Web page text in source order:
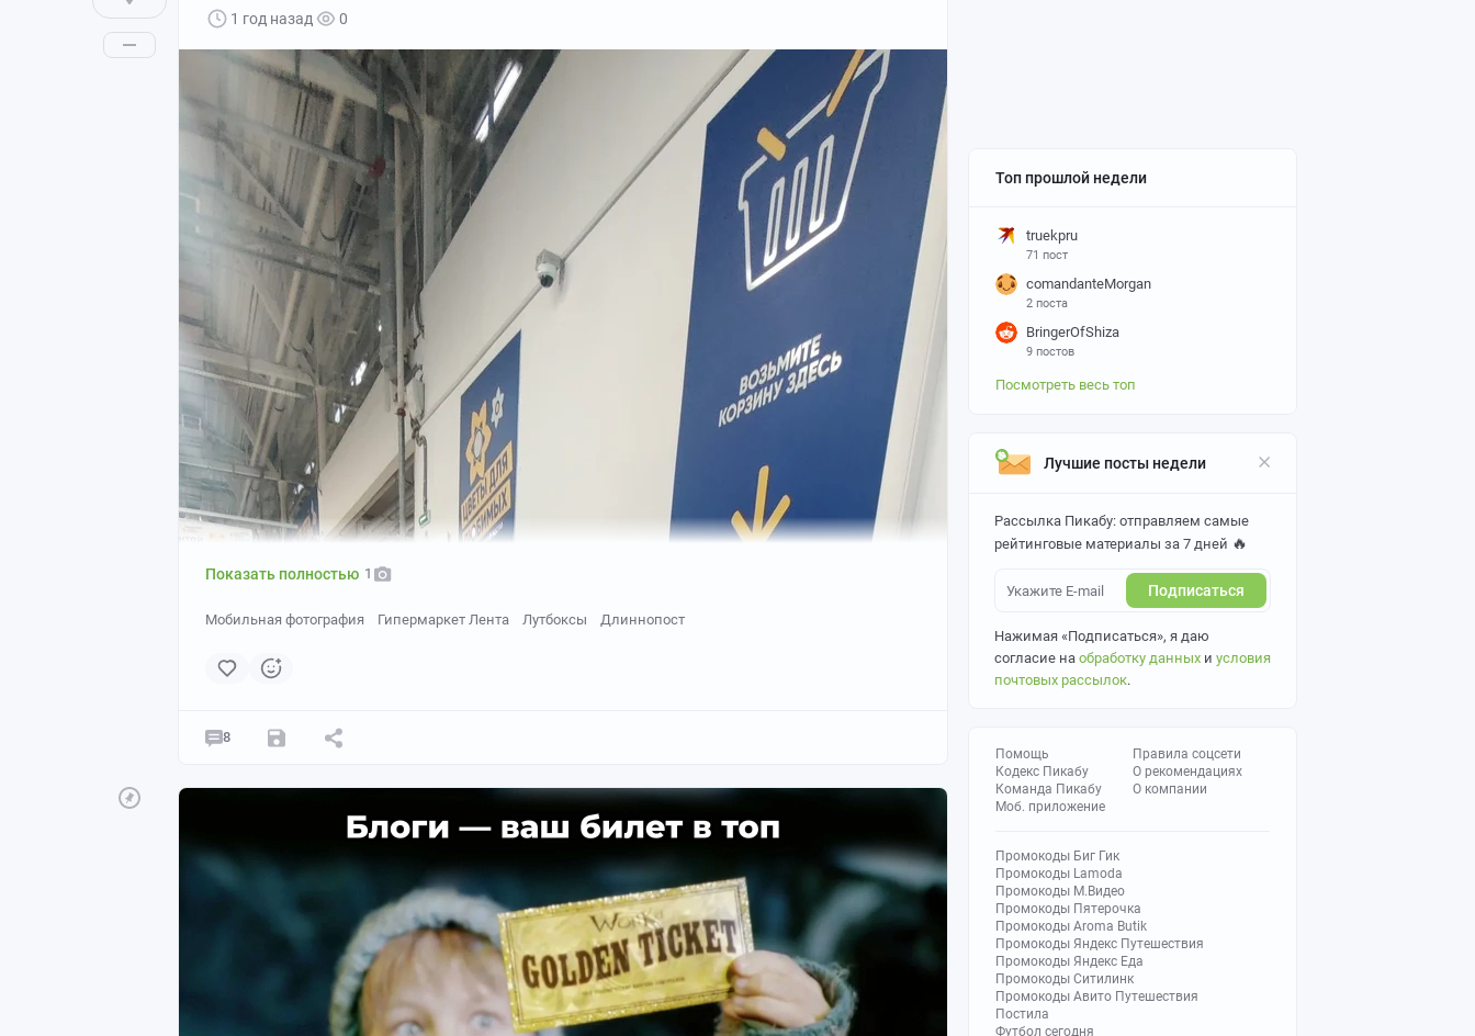
Топ прошлой недели
truekpru
71 пост
comandanteMorgan
2 поста
BringerOfShiza
9 постов
Посмотреть весь топ
Лучшие посты недели
Рассылка Пикабу: отправляем самые
рейтинговые материалы за 7 дней 🔥
Подписаться
Нажимая «Подписаться», я даю
согласие на обработку данных и условия
почтовых рассылок.
Помощь
Кодекс Пикабу
Команда Пикабу
Моб. приложение
Правила соцсети
О рекомендациях
О компании
Промокоды Биг Гик
Промокоды Lamoda
Промокоды М.Видео
Промокоды Пятерочка
Промокоды Aroma Butik
Промокоды Яндекс Путешествия
Промокоды Яндекс Еда
Промокоды Ситилинк
Промокоды Авито Путешествия
Постила
Футбол сегодня
1 год назад 0
Показать полностью 1
Мобильная фотография Гипермаркет Лента Лутбоксы Длиннопост
8